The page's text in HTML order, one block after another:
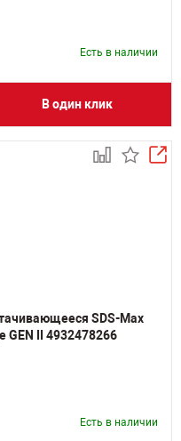
Есть в наличии
В один клик
SDS-Max
GEN II 4932478266
Есть в наличии